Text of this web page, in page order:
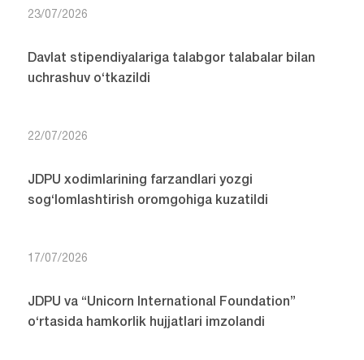
23/07/2026
Davlat stipendiyalariga talabgor talabalar bilan
uchrashuv o‘tkazildi
22/07/2026
JDPU xodimlarining farzandlari yozgi
sog‘lomlashtirish oromgohiga kuzatildi
17/07/2026
JDPU va “Unicorn International Foundation”
o‘rtasida hamkorlik hujjatlari imzolandi